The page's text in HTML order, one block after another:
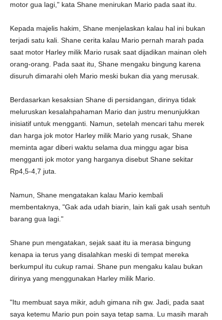
motor gua lagi," kata Shane menirukan Mario pada saat itu.
Kepada majelis hakim, Shane menjelaskan kalau hal ini bukan
terjadi satu kali. Shane cerita kalau Mario pernah marah pada
saat motor Harley milik Mario rusak saat dijadikan mainan oleh
orang-orang. Pada saat itu, Shane mengaku bingung karena
disuruh dimarahi oleh Mario meski bukan dia yang merusak.
Berdasarkan kesaksian Shane di persidangan, dirinya tidak
meluruskan kesalahpahaman Mario dan justru menunjukkan
inisiatif untuk mengganti. Namun, setelah mencari tahu merek
dan harga jok motor Harley milik Mario yang rusak, Shane
meminta agar diberi waktu selama dua minggu agar bisa
mengganti jok motor yang harganya disebut Shane sekitar
Rp4,5-4,7 juta.
Namun, Shane mengatakan kalau Mario kembali
membentaknya, "Gak ada udah biarin, lain kali gak usah sentuh
barang gua lagi."
Shane pun mengatakan, sejak saat itu ia merasa bingung
kenapa ia terus yang disalahkan meski di tempat mereka
berkumpul itu cukup ramai. Shane pun mengaku kalau bukan
dirinya yang menggunakan Harley milik Mario.
"Itu membuat saya mikir, aduh gimana nih gw. Jadi, pada saat
saya ketemu Mario pun poin saya tetap sama. Lu masih marah